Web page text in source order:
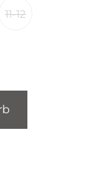
11-12